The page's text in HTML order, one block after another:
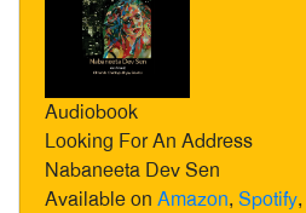
Audiobook
Looking For An Address
Nabaneeta Dev Sen
Available on Amazon, Spotify,